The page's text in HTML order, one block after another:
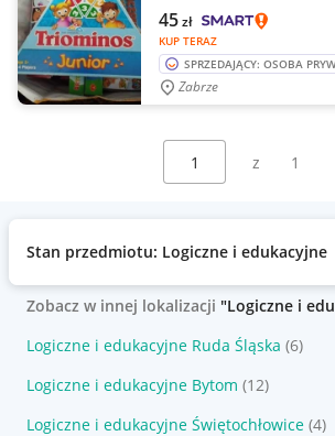
KUP TERAZ
45zł
SPRZEDAJĄCY: OSOBA
Zabrze
Wybierz stronę:
z 1
Stan przedmiotu: Logiczne i edukacyjne
Zobacz w innej lokalizacji "Logiczne i
Logiczne i edukacyjne Ruda Śląska (6)
Logiczne i edukacyjne Bytom (12)
Logiczne i edukacyjne Świętochłowice (4)